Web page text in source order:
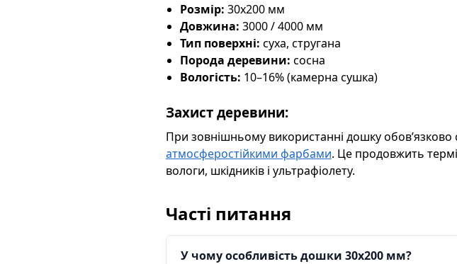
Розмір: 30х200 мм
Довжина: 3000 / 4000 мм
Тип поверхні: суха, стругана
Порода деревини: сосна
Вологість: 10–16% (камерна сушка)
Захист деревини:
При зовнішньому використанні дошку обов’язково
атмосферостійкими фарбами. Це продовжить
вологи, шкідників і ультрафіолету.
Часті питання
У чому особливість дошки 30х200 мм?